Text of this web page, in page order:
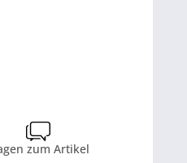
zum Artikel